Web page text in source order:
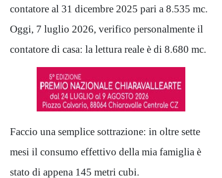
contatore al 31 dicembre 2025 pari a 8.535 mc.
Oggi, 7 luglio 2026, verifico personalmente il
contatore di casa: la lettura reale è di 8.680 mc.
Faccio una semplice sottrazione: in oltre sette
mesi il consumo effettivo della mia famiglia è
stato di appena 145 metri cubi.